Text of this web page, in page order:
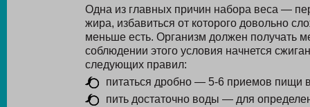
Одна из главных причин набора веса —
жира, избавиться от которого довольно
меньше есть. Организм должен получать
соблюдении этого условия начнется
следующих правил:
питаться дробно — 5-6 приемов пищи
пить достаточно воды — для